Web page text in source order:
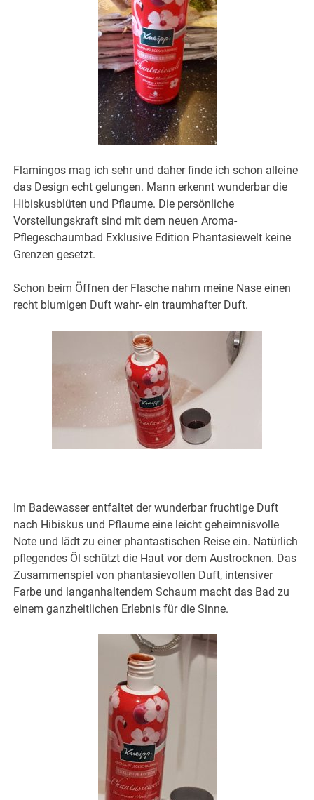
Flamingos mag ich sehr und daher finde ich schon alleine
das Design echt gelungen. Mann erkennt wunderbar die
Hibiskusblüten und Pflaume. Die persönliche
Vorstellungskraft sind mit dem neuen Aroma-
Pflegeschaumbad Exklusive Edition Phantasiewelt keine
Grenzen gesetzt.
Schon beim Öffnen der Flasche nahm meine Nase einen
recht blumigen Duft wahr- ein traumhafter Duft.
Im Badewasser entfaltet der wunderbar fruchtige Duft
nach Hibiskus und Pflaume eine leicht geheimnisvolle
Note und lädt zu einer phantastischen Reise ein. Natürlich
pflegendes Öl schützt die Haut vor dem Austrocknen. Das
Zusammenspiel von phantasievollen Duft, intensiver
Farbe und langanhaltendem Schaum macht das Bad zu
einem ganzheitlichen Erlebnis für die Sinne.